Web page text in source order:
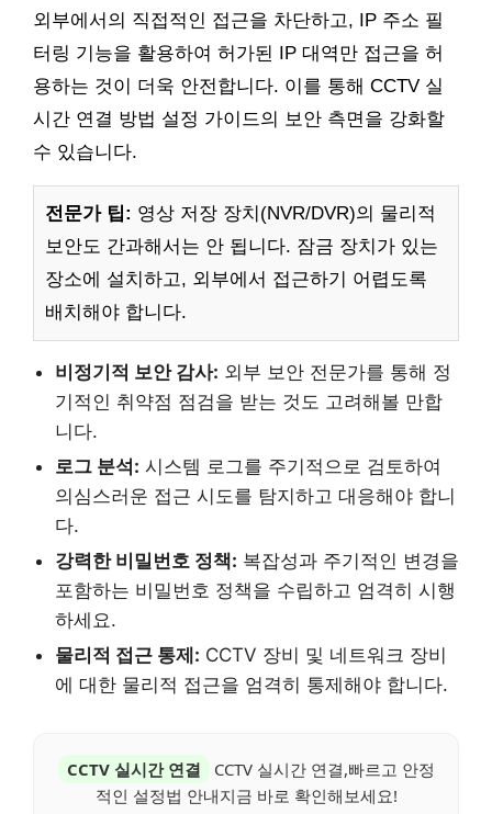
외부에서의 직접적인 접근을 차단하고, IP 주소 필
터링 기능을 활용하여 허가된 IP 대역만 접근을 허
용하는 것이 더욱 안전합니다. 이를 통해 CCTV 실
시간 연결 방법 설정 가이드의 보안 측면을 강화할
수 있습니다.
전문가 팁: 영상 저장 장치(NVR/DVR)의 물리적
보안도 간과해서는 안 됩니다. 잠금 장치가 있는
장소에 설치하고, 외부에서 접근하기 어렵도록
배치해야 합니다.
비정기적 보안 감사: 외부 보안 전문가를 통해 정
기적인 취약점 점검을 받는 것도 고려해볼 만합
니다.
로그 분석: 시스템 로그를 주기적으로 검토하여
의심스러운 접근 시도를 탐지하고 대응해야 합니
다.
강력한 비밀번호 정책: 복잡성과 주기적인 변경을
포함하는 비밀번호 정책을 수립하고 엄격히 시행
하세요.
물리적 접근 통제: CCTV 장비 및 네트워크 장비
에 대한 물리적 접근을 엄격히 통제해야 합니다.
CCTV 실시간 연결
CCTV 실시간 연결,빠르고 안정
적인 설정법 안내지금 바로 확인해보세요!